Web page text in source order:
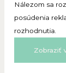
Nálezom sa
posúdenia
rozhodnutia.
Zobraziť